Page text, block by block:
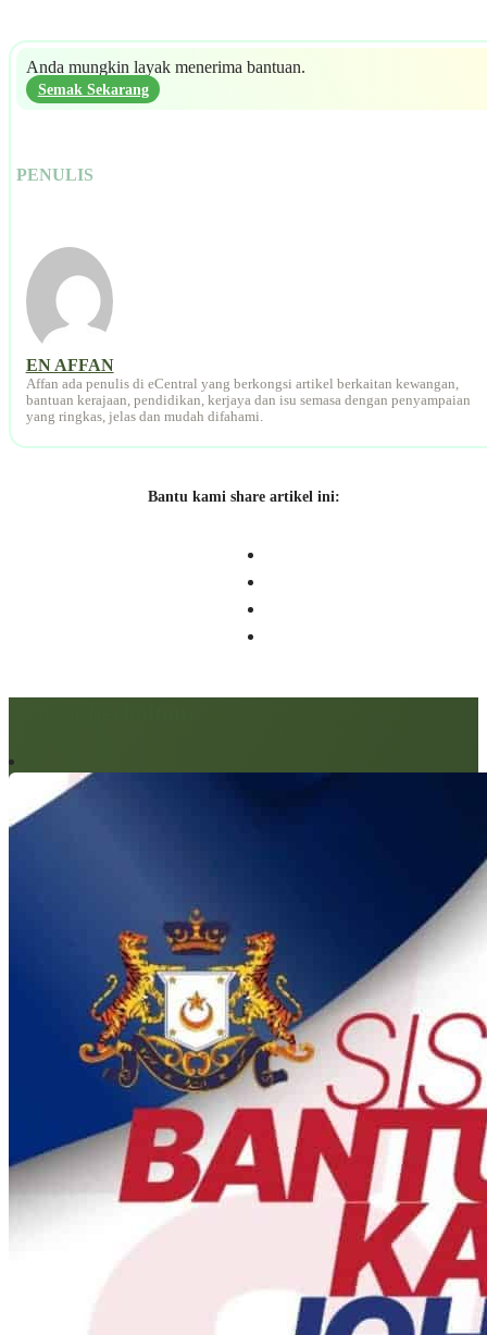
Anda mungkin layak menerima bantuan.
Semak Sekarang
PENULIS
EN AFFAN
Affan ada penulis di eCentral yang berkongsi artikel berkaitan kewangan,
bantuan kerajaan, pendidikan, kerjaya dan isu semasa dengan penyampaian
yang ringkas, jelas dan mudah difahami.
Bantu kami share artikel ini: